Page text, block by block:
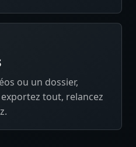
ou un dossier,
tout, relancez